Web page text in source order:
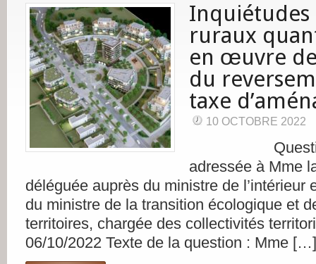
Inquiétudes
ruraux
en œuvre
du
taxe
10 OCTOBRE 2022
Question
adressée à Mme
déléguée auprès du ministre de l’intérieur
du ministre de la transition écologique et
territoires, chargée des collectivités
06/10/2022 Texte de la question : Mme […]